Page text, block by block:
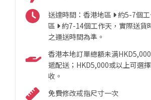
送達時間：香港地區
約5-7個
區
約7-14個工作天，實際送貨
之運送時間為準。
香港本地訂單總額未满
遞配送；HKD5,000或以上可選
收。
免費修改戒指尺寸一次